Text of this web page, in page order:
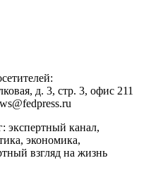
д. 3, стр. 3, офис 211
экспертный канал,
экономика,
взгляд на жизнь